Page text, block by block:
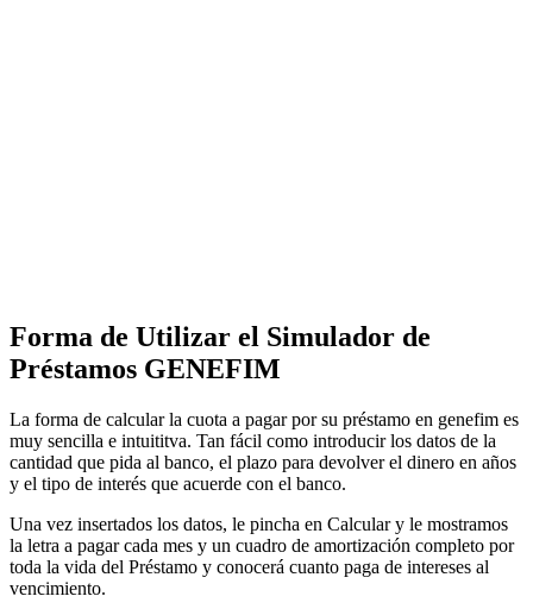
Forma de Utilizar el Simulador de
Préstamos GENEFIM
La forma de calcular la cuota a pagar por su préstamo en genefim es
muy sencilla e intuititva. Tan fácil como introducir los datos de la
cantidad que pida al banco, el plazo para devolver el dinero en años
y el tipo de interés que acuerde con el banco.
Una vez insertados los datos, le pincha en Calcular y le mostramos
la letra a pagar cada mes y un cuadro de amortización completo por
toda la vida del Préstamo y conocerá cuanto paga de intereses al
vencimiento.